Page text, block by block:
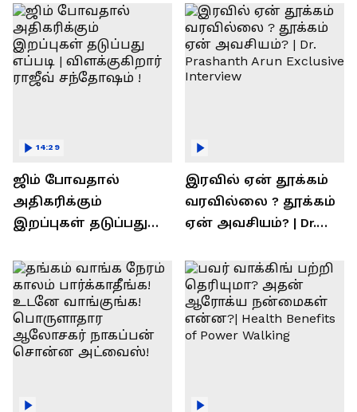
ஜிம் போவதால்
அதிகரிக்கும்
இறப்புகள் தடுப்பது
ராஜீவ் சந்தோஷம் !
14:29
இரவில் ஏன் தூக்கம்
வரவில்லை ? தூக்கம்
ஏன் அவசியம்? | Dr.
Interview